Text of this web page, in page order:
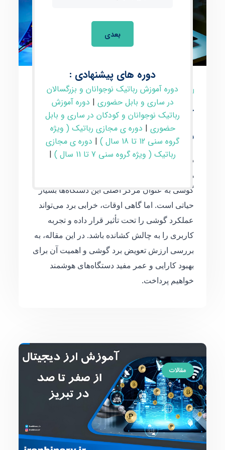
آیا تعویض برد گوشی ارزش
دارد
در دنیای ارتباطات پیشرفته امروز، گوشی‌های
هوشمند نقش حیاتی در زندگی ما ایفا می‌کنند و برد
گوشی به عنوان مرکز اصلی این دستگاه‌ها بسیار
حیاتی است. اما گاهی اوقات، خرابی برد می‌تواند
عملکرد گوشی را تحت تأثیر قرار داده و تجربه
کاربری را به چالش کشانده باشد. در این مقاله، به
بررسی ارزش تعویض برد گوشی و اهمیت آن برای
بهبود کارایی و عمر مفید دستگاه‌های هوشمند
خواهیم پرداخت.
مقالات
بعدی
دوره های پیشنهادی :
دوره آموزش رباتیک نوجوانان و بزرگسالان
در ساری و بابل حضوری | دوره آموزش
رباتیک نوجوانان و کودکان در ساری و بابل
حضوری | دوره ی مجازی رباتیک ( ویژه
گروه سنی 12 تا 18 سال )
| دوره ی مجازی
رباتیک ( ویژه گروه سنی 7 تا 11 سال )
|